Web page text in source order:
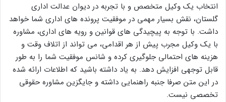
انتخاب یک وکیل متخصص و با تجربه در دیوان عدالت اداری
گلستان، نقش بسیار مهمی در موفقیت پرونده های اداری شما خواهد
داشت. با توجه به پیچیدگی های قوانین و رویه های اداری، مشاوره
با یک وکیل مجرب پیش از هر اقدامی، می تواند از اتلاف وقت و
هزینه های احتمالی جلوگیری کرده و شانس موفقیت شما را به طور
قابل توجهی افزایش دهد. به یاد داشته باشید که اطلاعات ارائه شده
در این متن صرفا جنبه راهنمایی داشته و جایگزین مشاوره حقوقی
تخصصی نیست.